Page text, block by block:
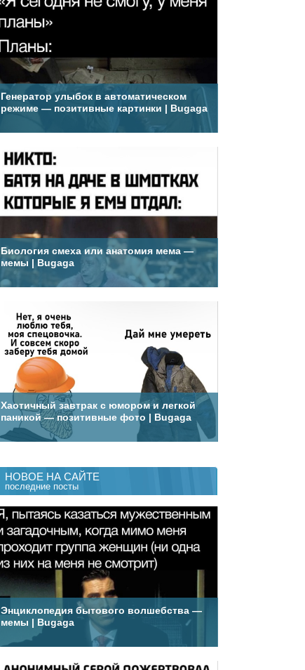
Генератор улыбок в автоматическом
режиме — позитивные картинки | Bugaga
Биология смеха или анатомия мема —
мемы | Bugaga
Хаотичный завтрак с юмором и легкой
паникой — позитивные фото | Bugaga
НОВОЕ НА САЙТЕ
последние посты
Энциклопедия бытового волшебства —
мемы | Bugaga